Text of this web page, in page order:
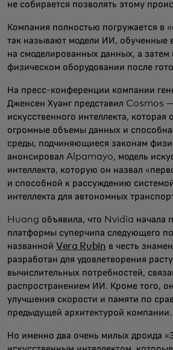
не собирается позволять этому
Компания полностью погружается в
так называют модели ИИ, обученные
на смоделированных данных, а затем
физическом оборудовании после
На пресс-конференции компании
Дженсен Хуанг представил Cosmos
искусственного интеллекта, которая
огромные объемы данных и способна
среды, подчиняющиеся законам
анонсировал Alpamayo, модель
интеллекта, которую он назвал
и способной к рассуждению
интеллекта для автономных
Huang объявила, что Nvidia начала
платформы суперчипа следующего
названной Vera Rubin в честь
разработан для удовлетворения
вычислительных потребностей,
распространением ИИ. Кроме того,
улучшения скорости и памяти по
предыдущей архитектурой компании.
Но именно два очень милых дроида